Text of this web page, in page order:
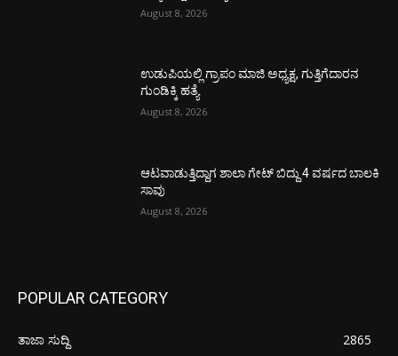
August 8, 2026
ಉಡುಪಿಯಲ್ಲಿ ಗ್ರಾಪಂ ಮಾಜಿ ಅಧ್ಯಕ್ಷ, ಗುತ್ತಿಗೆದಾರನ
ಗುಂಡಿಕ್ಕಿ ಹತ್ಯೆ
August 8, 2026
ಆಟವಾಡುತ್ತಿದ್ದಾಗ ಶಾಲಾ ಗೇಟ್‌ ಬಿದ್ದು 4 ವರ್ಷದ ಬಾಲಕಿ
ಸಾವು
August 8, 2026
POPULAR CATEGORY
ತಾಜಾ ಸುದ್ದಿ
2865